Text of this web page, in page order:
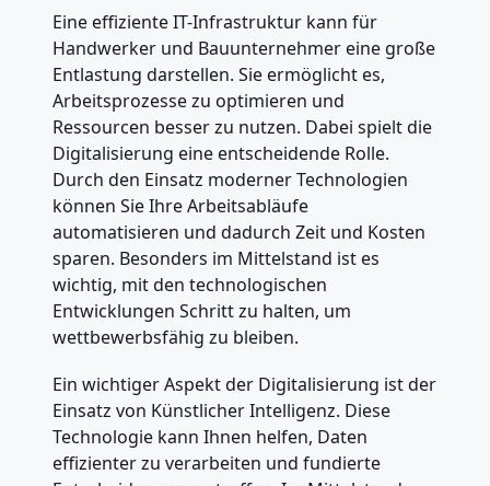
Eine effiziente IT-Infrastruktur kann für
Handwerker und Bauunternehmer eine große
Entlastung darstellen. Sie ermöglicht es,
Arbeitsprozesse zu optimieren und
Ressourcen besser zu nutzen. Dabei spielt die
Digitalisierung eine entscheidende Rolle.
Durch den Einsatz moderner Technologien
können Sie Ihre Arbeitsabläufe
automatisieren und dadurch Zeit und Kosten
sparen. Besonders im Mittelstand ist es
wichtig, mit den technologischen
Entwicklungen Schritt zu halten, um
wettbewerbsfähig zu bleiben.
Ein wichtiger Aspekt der Digitalisierung ist der
Einsatz von Künstlicher Intelligenz. Diese
Technologie kann Ihnen helfen, Daten
effizienter zu verarbeiten und fundierte